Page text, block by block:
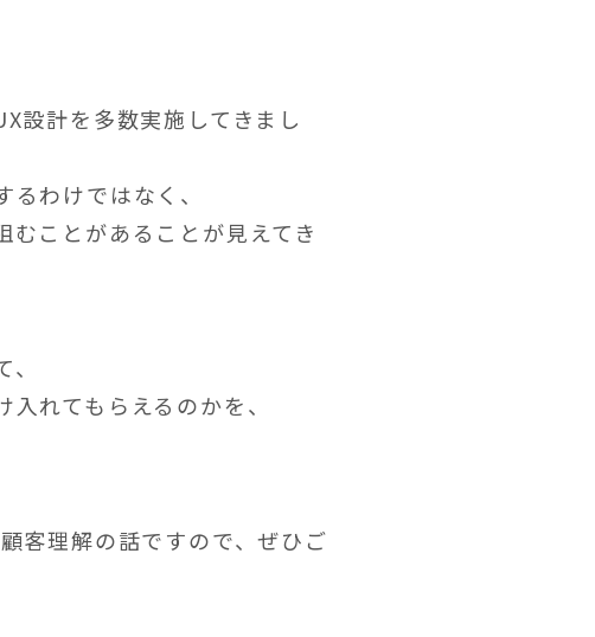
設計を多数実施してきまし
わけではなく、
ことがあることが見えてき
れてもらえるのかを、
客理解の話ですので、ぜひご